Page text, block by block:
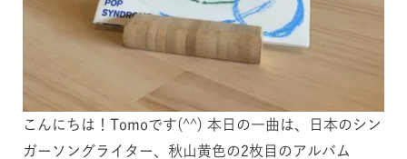
こんにちは！Tomoです(^^) 本日の一曲は、日本のシン
ガーソングライター、­秋山黄色の2枚目のアルバム